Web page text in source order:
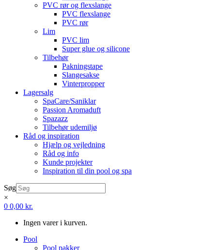
PVC rør og flexslange
PVC flexslange
PVC rør
Lim
PVC lim
Super glue og silicone
Tilbehør
Pakningstape
Slangesakse
Vinterpropper
Lagersalg
SpaCare/Saniklar
Passion Aromaduft
Spazazz
Tilbehør udemiljø
Råd og inspiration
Hjælp og vejledning
Råd og info
Kunde projekter
Inspiration til din pool og spa
Søg
×
0 0,00 kr.
Ingen varer i kurven.
Pool
Pool pakker